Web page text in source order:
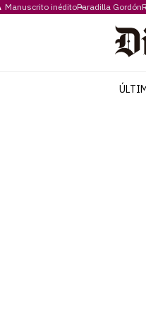
Manuscrito inéditoParadilla Gordón